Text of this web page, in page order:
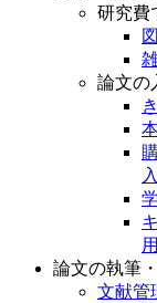
研究費
論文の
用
論文の執筆
文献管